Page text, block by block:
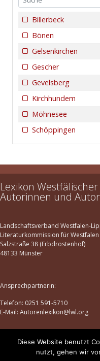
Billerbeck
Bönen
Gelsenkirchen
Gescher
Gevelsberg
Kirchhundem
Möhnesee
Schöppingen
Lexikon Westfälischer
Autorinnen und
Landschaftsverband Westfalen-
Literaturkommission für Westfalen
Salzstraße 38 (Erbdrostenhof)
48133 Münster
Ansprechpartnerin:
Telefon: 0251 591-5710
E-Mail: Autorenlexikon@lwl.org
Datenschutz |Impressum
Diese Website benutzt
nutzt, gehen wir